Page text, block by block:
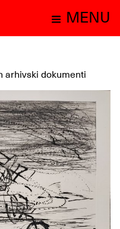
MENU
arhivski dokumenti